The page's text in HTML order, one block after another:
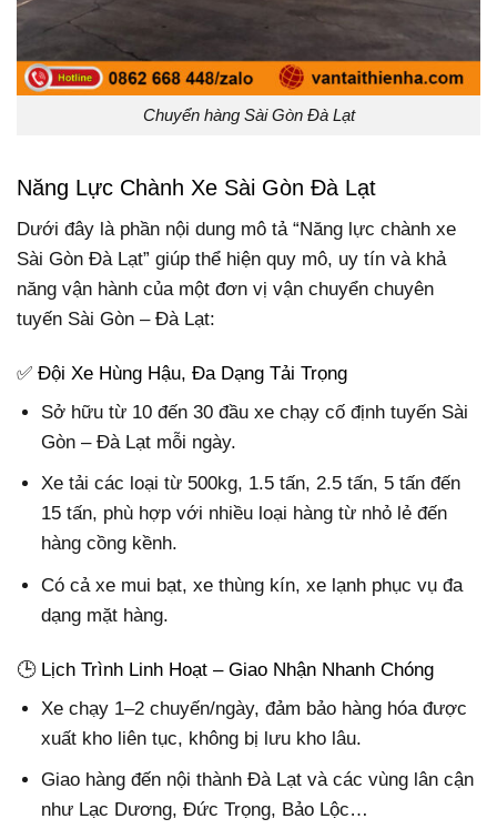
Chuyển hàng Sài Gòn Đà Lạt
Năng Lực Chành Xe Sài Gòn Đà Lạt
Dưới đây là phần nội dung mô tả “Năng lực chành xe
Sài Gòn Đà Lạt” giúp thể hiện quy mô, uy tín và khả
năng vận hành của một đơn vị vận chuyển chuyên
tuyến Sài Gòn – Đà Lạt:
✅ Đội Xe Hùng Hậu, Đa Dạng Tải Trọng
Sở hữu từ 10 đến 30 đầu xe chạy cố định tuyến Sài
Gòn – Đà Lạt mỗi ngày.
Xe tải các loại từ 500kg, 1.5 tấn, 2.5 tấn, 5 tấn đến
15 tấn, phù hợp với nhiều loại hàng từ nhỏ lẻ đến
hàng cồng kềnh.
Có cả xe mui bạt, xe thùng kín, xe lạnh phục vụ đa
dạng mặt hàng.
🕒 Lịch Trình Linh Hoạt – Giao Nhận Nhanh Chóng
Xe chạy 1–2 chuyến/ngày, đảm bảo hàng hóa được
xuất kho liên tục, không bị lưu kho lâu.
Giao hàng đến nội thành Đà Lạt và các vùng lân cận
như Lạc Dương, Đức Trọng, Bảo Lộc…